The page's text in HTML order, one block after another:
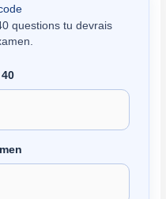
questions tu devrais